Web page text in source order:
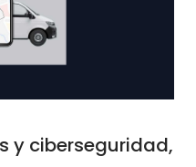
y ciberseguridad,